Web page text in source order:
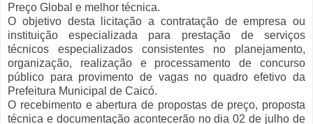
Preço Global e melhor técnica.
O objetivo desta licitação a contratação de empresa ou
instituição especializada para prestação de serviços
técnicos especializados consistentes no planejamento,
organização, realização e processamento de concurso
público para provimento de vagas no quadro efetivo da
Prefeitura Municipal de Caicó.
O recebimento e abertura de propostas de preço, proposta
técnica e documentação acontecerão no dia 02 de julho de